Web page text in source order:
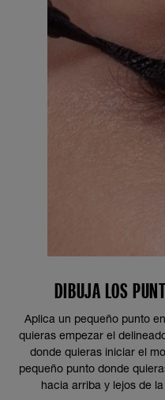
DIBUJA LOS
Aplica un pequeño punto
quieras empezar el
donde quieras iniciar el
pequeño punto donde
hacia arriba y lejos de